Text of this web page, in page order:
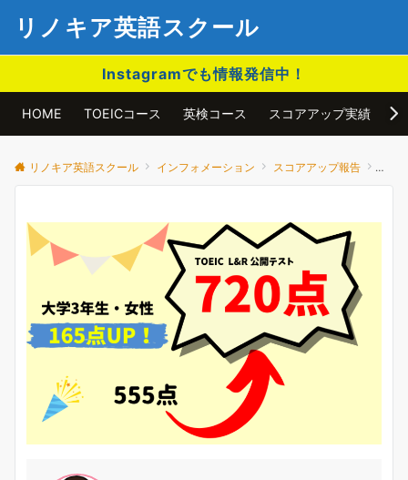
リノキア英語スクール
Instagramでも情報発信中！
HOME TOEICコース 英検コース スコアアップ実績 ア
リノキア英語スクール インフォメーション スコアアップ報告 700